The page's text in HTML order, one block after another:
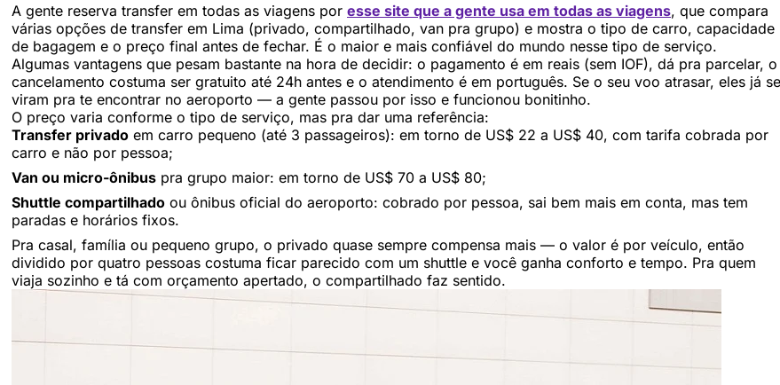
A gente reserva transfer em todas as viagens por esse site que a gente usa em todas as viagens, que compara
várias opções de transfer em Lima (privado, compartilhado, van pra grupo) e mostra o tipo de carro, capacidade
de bagagem e o preço final antes de fechar. É o maior e mais confiável do mundo nesse tipo de serviço.
Algumas vantagens que pesam bastante na hora de decidir: o pagamento é em reais (sem IOF), dá pra parcelar, o
cancelamento costuma ser gratuito até 24h antes e o atendimento é em português. Se o seu voo atrasar, eles já se
viram pra te encontrar no aeroporto — a gente passou por isso e funcionou bonitinho.
O preço varia conforme o tipo de serviço, mas pra dar uma referência:
Transfer privado em carro pequeno (até 3 passageiros): em torno de US$ 22 a US$ 40, com tarifa cobrada por
carro e não por pessoa;
Van ou micro-ônibus pra grupo maior: em torno de US$ 70 a US$ 80;
Shuttle compartilhado ou ônibus oficial do aeroporto: cobrado por pessoa, sai bem mais em conta, mas tem
paradas e horários fixos.
Pra casal, família ou pequeno grupo, o privado quase sempre compensa mais — o valor é por veículo, então
dividido por quatro pessoas costuma ficar parecido com um shuttle e você ganha conforto e tempo. Pra quem
viaja sozinho e tá com orçamento apertado, o compartilhado faz sentido.